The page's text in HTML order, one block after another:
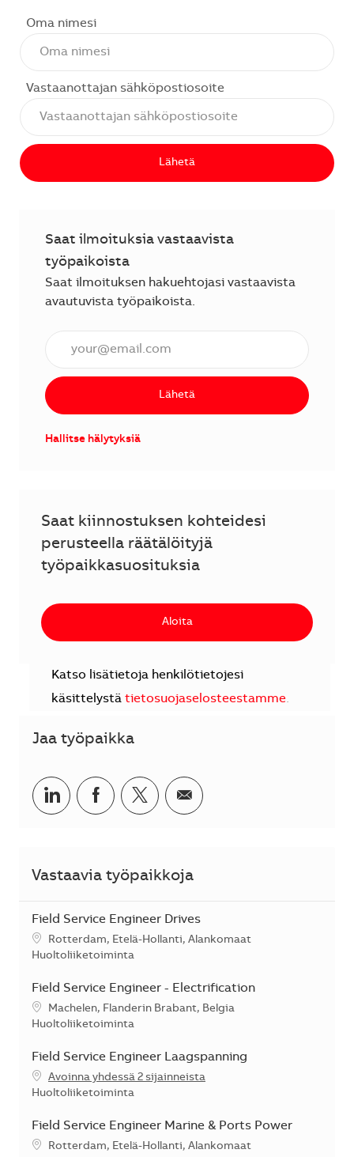
Oma nimesi
Vastaanottajan sähköpostiosoite
Lähetä
Saat ilmoituksia vastaavista
työpaikoista
Saat ilmoituksen hakuehtojasi vastaavista
avautuvista työpaikoista.
Lähetä
Hallitse hälytyksiä
Saat kiinnostuksen kohteidesi
perusteella räätälöityjä
työpaikkasuosituksia
Aloita
Katso lisätietoja henkilötietojesi
käsittelystä tietosuojaselosteestamme.
Jaa työpaikka
Jaa LinkedInissä
Jaa Facebookissa
Jaa Twitterissä
Jaa sähköpostilla
Vastaavia työpaikkoja
Field Service Engineer Drives
SijaintiRotterdam, Etelä-Hollanti, Alankomaat
Kategoria
Huoltoliiketoiminta
Field Service Engineer - Electrification
SijaintiMachelen, Flanderin Brabant, Belgia
Kategoria
Huoltoliiketoiminta
Field Service Engineer Laagspanning
Avoinna yhdessä 2 sijainneista
Kategoria
Huoltoliiketoiminta
Field Service Engineer Marine & Ports Power
SijaintiRotterdam, Etelä-Hollanti, Alankomaat